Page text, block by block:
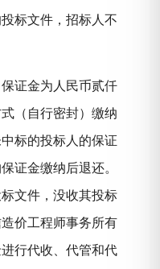
标文件，招标人不
证金为人民币贰仟
（自行密封）缴纳
标的投标人的保证
证金缴纳后退还。
文件，没收其投标
价工程师事务所有
行代收、代管和代